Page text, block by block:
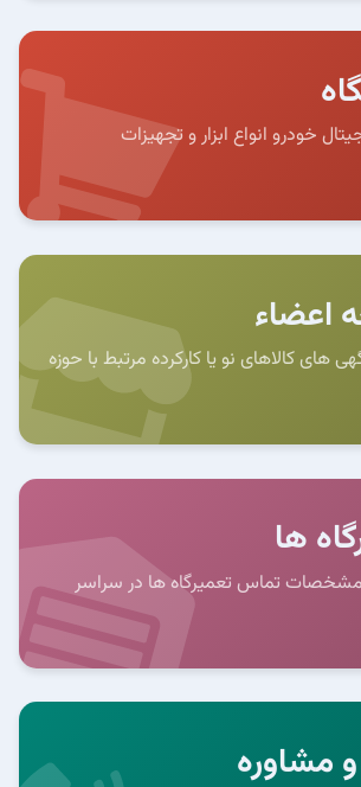
خودرو انواع ابزار و تجهیزات
اعضاء
های کالاهای نو یا کارکرده مرتبط با حوزه
ها
تماس تعمیرگاه ها در سراسر
مشاوره